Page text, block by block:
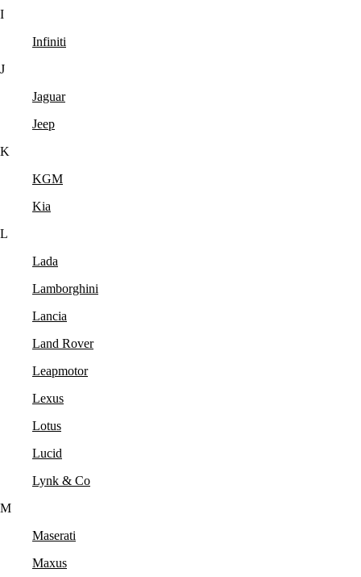
I
Infiniti
J
Jaguar
Jeep
K
KGM
Kia
L
Lada
Lamborghini
Lancia
Land Rover
Leapmotor
Lexus
Lotus
Lucid
Lynk & Co
M
Maserati
Maxus